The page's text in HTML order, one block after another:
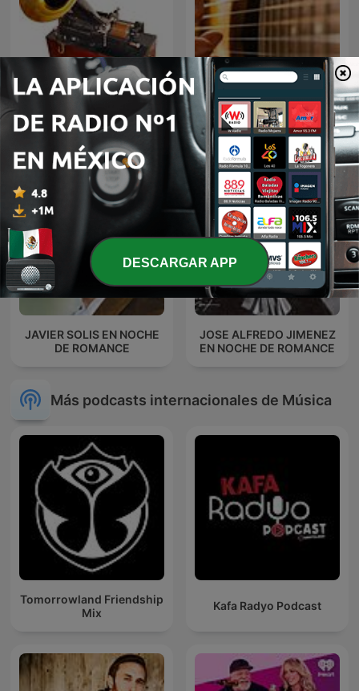
El fonógrafo una
revolución en el sonido
BOLEROS Y TRIOS
ROMANTICOS
JAVIER SOLIS EN NOCHE
DE ROMANCE
JOSE ALFREDO JIMENEZ
EN NOCHE DE ROMANCE
Más podcasts internacionales de Música
Tomorrowland Friendship
Mix
Kafa Radyo Podcast
DESCARGAR APP